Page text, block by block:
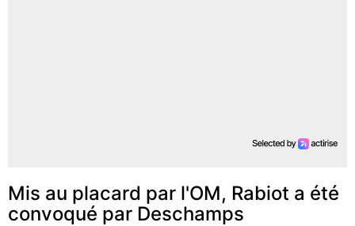
Mis au placard par l'OM, Rabiot a été
convoqué par Deschamps